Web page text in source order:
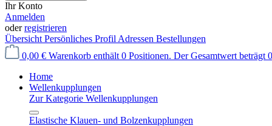
Ihr Konto
Anmelden
oderregistrieren
Übersicht Persönliches Profil Adressen Bestellungen
0,00 € Warenkorb enthält 0 Positionen. Der Gesamtwert beträgt
Home
Wellenkupplungen
Zur Kategorie Wellenkupplungen
Elastische Klauen- und Bolzenkupplungen